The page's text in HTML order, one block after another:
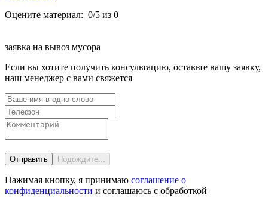
Оцените материал: 0/5 из 0
заявка на вывоз мусора
Если вы хотите получить консультацию, оставьте вашу заявку,
наш менеджер с вами свяжется
Нажимая кнопку, я принимаю соглашение о
конфиденциальности и соглашаюсь с обработкой